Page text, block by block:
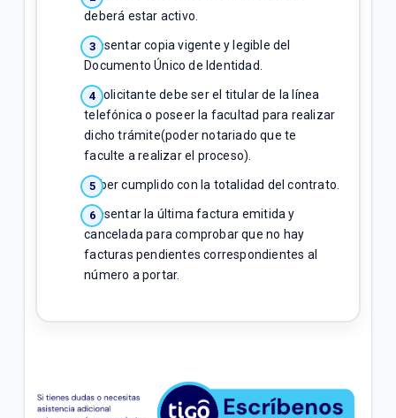
deberá estar activo.
Presentar copia vigente y legible del
Documento Único de Identidad.
El solicitante debe ser el titular de la línea
telefónica o poseer la facultad para realizar
dicho trámite(poder notariado que te
faculte a realizar el proceso).
Haber cumplido con la totalidad del contrato.
Presentar la última factura emitida y
cancelada para comprobar que no hay
facturas pendientes correspondientes al
número a portar.